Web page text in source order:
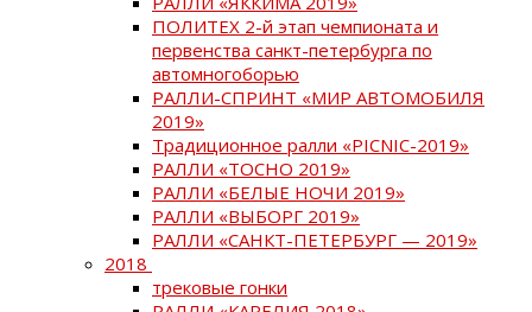
ПОЛИТЕХ 2-й этап чемпионата и
первенства санкт-петербурга по
автомногоборью
РАЛЛИ-СПРИНТ «МИР АВТОМОБИЛЯ
2019»
Традиционное ралли «PICNIC-2019»
РАЛЛИ «ТОСНО 2019»
РАЛЛИ «БЕЛЫЕ НОЧИ 2019»
РАЛЛИ «ВЫБОРГ 2019»
РАЛЛИ «САНКТ-ПЕТЕРБУРГ — 2019»
2018
трековые гонки